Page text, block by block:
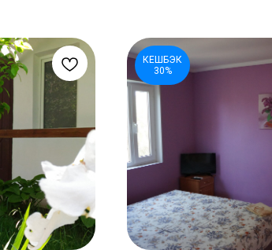
КЕШБЭК
30%